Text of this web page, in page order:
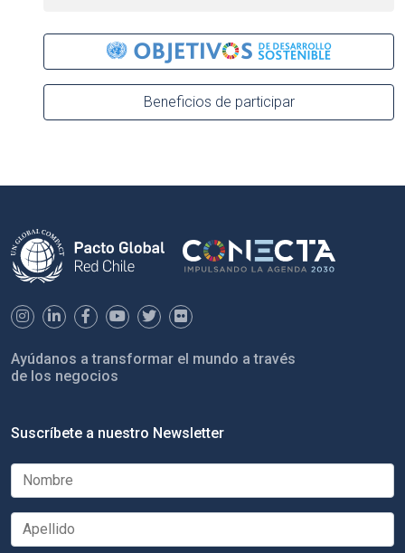
Beneficios de participar
Ayúdanos a transformar el mundo a través
de los negocios
Suscríbete a nuestro Newsletter